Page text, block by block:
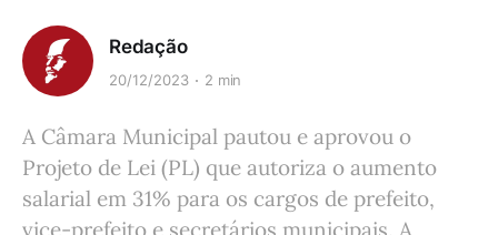
Redação
20/12/2023 2 min
A Câmara Municipal pautou e aprovou o
Projeto de Lei (PL) que autoriza o aumento
salarial em 31% para os cargos de prefeito,
vice-prefeito e secretários municipais. A